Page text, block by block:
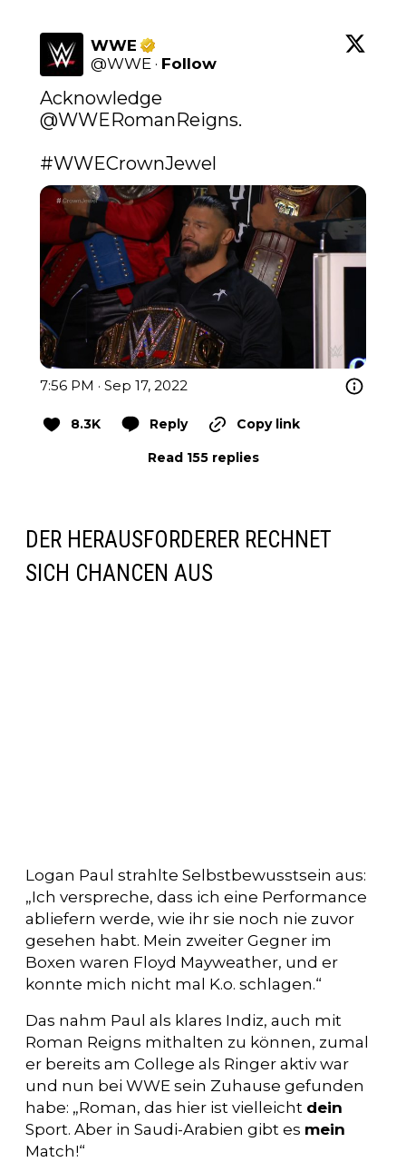
WWE
@WWE · Follow
@WWERomanReigns.
#WWECrownJewel
7:56 PM · Sep 17, 2022
8.3K Reply Copy link
Read 155 replies
DER HERAUSFORDERER RECHNET
SICH CHANCEN AUS
Logan Paul strahlte Selbstbewusstsein aus:
„Ich verspreche, dass ich eine Performance
abliefern werde, wie ihr sie noch nie zuvor
gesehen habt. Mein zweiter Gegner im
Boxen waren Floyd Mayweather, und er
konnte mich nicht mal K.o. schlagen.“
Das nahm Paul als klares Indiz, auch mit
Roman Reigns mithalten zu können, zumal
er bereits am College als Ringer aktiv war
und nun bei WWE sein Zuhause gefunden
habe: „Roman, das hier ist vielleicht dein
Sport. Aber in Saudi-Arabien gibt es mein
Match!“